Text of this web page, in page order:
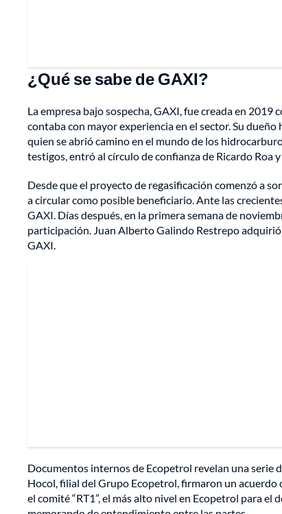
¿Qué se sabe de GAXI?
La empresa bajo sospecha, GAXI, fue creada en
contaba con mayor experiencia en el sector. Su
quien se abrió camino en el mundo de los
testigos, entró al círculo de confianza de Ricardo Roa
Desde que el proyecto de regasificación comenzó a
a circular como posible beneficiario. Ante las
GAXI. Días después, en la primera semana de
participación. Juan Alberto Galindo Restrepo
GAXI.
Documentos internos de Ecopetrol revelan una serie
Hocol, filial del Grupo Ecopetrol, firmaron un
el comité “RT1”, el más alto nivel en Ecopetrol para